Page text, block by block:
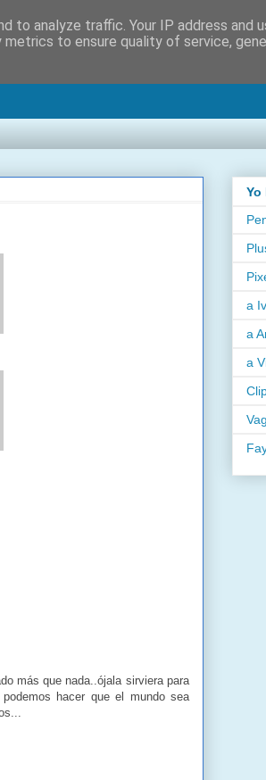
más que nada..ójala sirviera para
hacer que el mundo sea
Yo
a
a
a
to analyze traffic. Your IP address and
to ensure quality of service,